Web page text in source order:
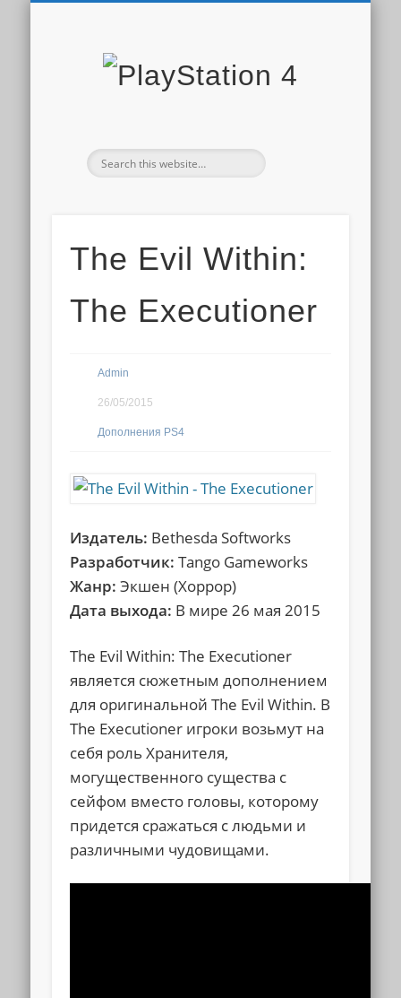
The Evil Within:
The Executioner
Admin
26/05/2015
Дополнения PS4
Издатель: Bethesda Softworks
Разработчик: Tango Gameworks
Жанр: Экшен (Хоррор)
Дата выхода: В мире 26 мая 2015
The Evil Within: The Executioner
является сюжетным дополнением
для оригинальной The Evil Within. В
The Executioner игроки возьмут на
себя роль Хранителя,
могущественного существа с
сейфом вместо головы, которому
придется сражаться с людьми и
различными чудовищами.